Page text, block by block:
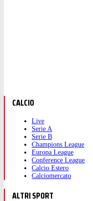
CALCIO
Live
Serie A
Serie B
Champions League
Europa League
Conference League
Calcio Estero
Calciomercato
ALTRI SPORT